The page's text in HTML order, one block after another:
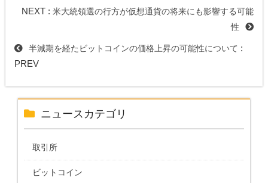
NEXT :米大統領選の行方が仮想通貨の将来にも影響する可能
性
半減期を経たビットコインの価格上昇の可能性について :
PREV
ニュースカテゴリ
取引所
ビットコイン